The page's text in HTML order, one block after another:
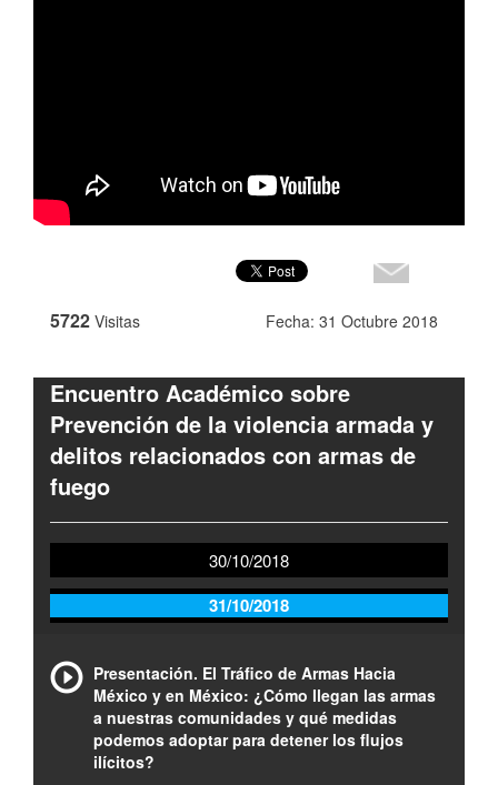
5722 Visitas Fecha: 31 Octubre 2018
Encuentro Académico sobre
Prevención de la violencia armada y
delitos relacionados con armas de
fuego
30/10/2018
31/10/2018
Presentación. El Tráfico de Armas Hacia
México y en México: ¿Cómo llegan las armas
a nuestras comunidades y qué medidas
podemos adoptar para detener los flujos
ilícitos?